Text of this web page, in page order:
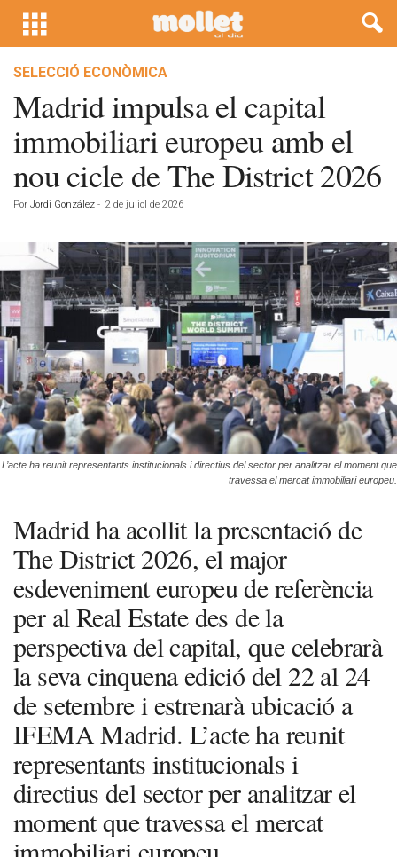
SELECCIÓ ECONÒMICA
Madrid impulsa el capital
immobiliari europeu amb el
nou cicle de The District 2026
Por Jordi González - 2 de juliol de 2026
L’acte ha reunit representants institucionals i directius del sector per analitzar el moment que
travessa el mercat immobiliari europeu.
Madrid ha acollit la presentació de
The District 2026, el major
esdeveniment europeu de referència
per al Real Estate des de la
perspectiva del capital, que celebrarà
la seva cinquena edició del 22 al 24
de setembre i estrenarà ubicació a
IFEMA Madrid. L’acte ha reunit
representants institucionals i
directius del sector per analitzar el
moment que travessa el mercat